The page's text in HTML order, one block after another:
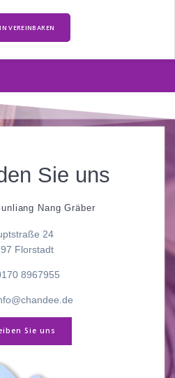
VEREINBAREN
Sie uns
Nang Gräber
24
Florstadt
8967955
Sie uns